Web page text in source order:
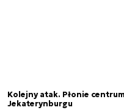
Kolejny atak. Płonie
Jekaterynburgu